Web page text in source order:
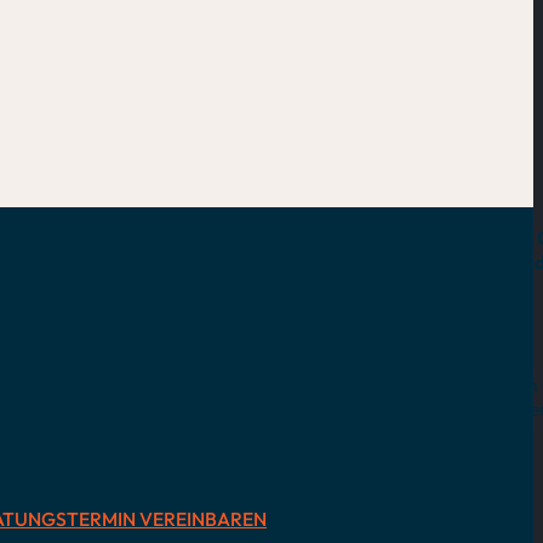
ist dein Partner für mehr Online-Buchungen und begeisterte
Menschen und machen aus ihnen
und ein großes Netzwerk in der Freizeitbranche
wachsende Freizeitbetriebe. Sprich uns einfach an, wenn du
VEREINBAREN